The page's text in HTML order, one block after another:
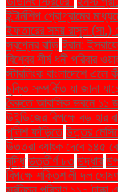
ইন্টার্নশিপ প্রোগ্রামের
ইফতারের সময় রাসুল (সা.)
স্বপ্নের বাড়ি ইরান:
বিশ্বের শীর্ষ ধনী পরিবার
স্টারলিংক বাংলাদেশে এলে
চুক্তি সম্পর্কিত যা জানা
বৈরুতে আবাসিক ভবনে ১১
উইন্ডিজের বিপক্ষে বড় হার
পুলিশ ফাঁড়িতে উত্তর
উত্তরা ব্যাংক দেবে ১৪৫
বৃদ্ধি উত্তীর্ণ ৮৩ উদ্ধার
বিপক্ষে শক্তিশালী দল